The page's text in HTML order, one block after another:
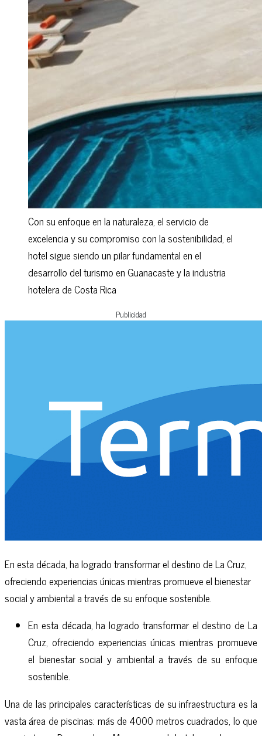
Con su enfoque en la naturaleza, el servicio de
excelencia y su compromiso con la sostenibilidad, el
hotel sigue siendo un pilar fundamental en el
desarrollo del turismo en Guanacaste y la industria
hotelera de Costa Rica
Publicidad
En esta década, ha logrado transformar el destino de La Cruz,
ofreciendo experiencias únicas mientras promueve el bienestar
social y ambiental a través de su enfoque sostenible.
En esta década, ha logrado transformar el destino de La
Cruz, ofreciendo experiencias únicas mientras promueve
el bienestar social y ambiental a través de su enfoque
sostenible.
Una de las principales características de su infraestructura es la
vasta área de piscinas: más de 4000 metros cuadrados, lo que